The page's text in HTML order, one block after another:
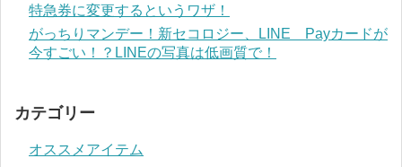
特急券に変更するというワザ！
がっちりマンデー！新セコロジー、LINE Payカードが
今すごい！？LINEの写真は低画質で！
カテゴリー
オススメアイテム